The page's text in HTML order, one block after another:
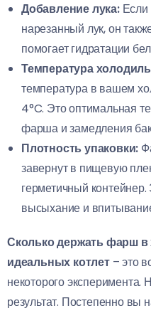
Добавление лука:Если
нарезанный лук, он
помогает гидратации
Температура
температура в вашем
4°C. Это оптимальная
фарша и замедления
Плотность упаковки:
завернут в пищевую
герметичный
высыхание и
Сколько держать фарш в
идеальных котлет– это
некоторого эксперимента.
результат. Постепенно вы